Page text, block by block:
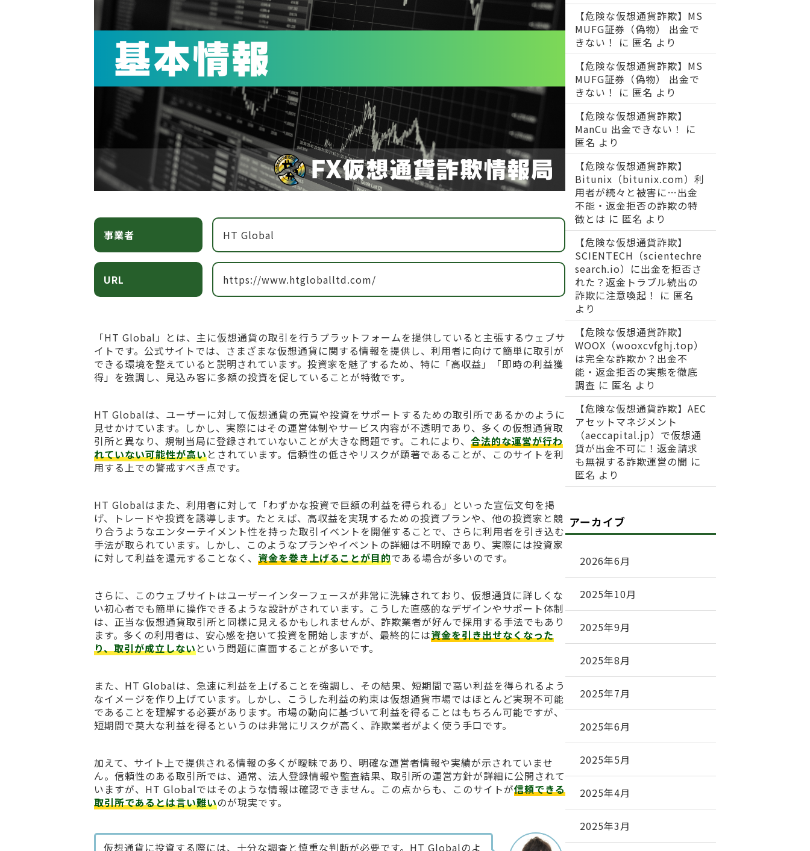
事業者 HT Global
URL https://www.htgloballtd.com/
「HT Global」とは、主に仮想通貨の取引を行うプラットフォームを提供していると主張するウェブサ
イトです。公式サイトでは、さまざまな仮想通貨に関する情報を提供し、利用者に向けて簡単に取引が
できる環境を整えていると説明されています。投資家を魅了するため、特に「高収益」「即時の利益獲
得」を強調し、見込み客に多額の投資を促していることが特徴です。
HT Globalは、ユーザーに対して仮想通貨の売買や投資をサポートするための取引所であるかのように
見せかけています。しかし、実際にはその運営体制やサービス内容が不透明であり、多くの仮想通貨取
引所と異なり、規制当局に登録されていないことが大きな問題です。これにより、 合法的な運営が行わ
れていない可能性が高いとされています。信頼性の低さやリスクが顕著であることが、このサイトを利
用する上での警戒すべき点です。
HT Globalはまた、利用者に対して「わずかな投資で巨額の利益を得られる」といった宣伝文句を掲
げ、トレードや投資を誘導します。たとえば、高収益を実現するための投資プランや、他の投資家と競
り合うようなエンターテイメント性を持った取引イベントを開催することで、さらに利用者を引き込む
手法が取られています。しかし、このようなプランやイベントの詳細は不明瞭であり、実際には投資家
に対して利益を還元することなく、 資金を巻き上げることが目的である場合が多いのです。
さらに、このウェブサイトはユーザーインターフェースが非常に洗練されており、仮想通貨に詳しくな
い初心者でも簡単に操作できるような設計がされています。こうした直感的なデザインやサポート体制
は、正当な仮想通貨取引所と同様に見えるかもしれませんが、詐欺業者が好んで採用する手法でもあり
ます。多くの利用者は、安心感を抱いて投資を開始しますが、最終的には資金を引き出せなくなった
り、取引が成立しないという問題に直面することが多いです。
また、HT Globalは、急速に利益を上げることを強調し、その結果、短期間で高い利益を得られるよう
なイメージを作り上げています。しかし、こうした利益の約束は仮想通貨市場ではほとんど実現不可能
であることを理解する必要があります。市場の動向に基づいて利益を得ることはもちろん可能ですが、
短期間で莫大な利益を得るというのは非常にリスクが高く、詐欺業者がよく使う手口です。
加えて、サイト上で提供される情報の多くが曖昧であり、明確な運営者情報や実績が示されていませ
ん。信頼性のある取引所では、通常、法人登録情報や監査結果、取引所の運営方針が詳細に公開されて
いますが、HT Globalではそのような情報は確認できません。この点からも、このサイトが信頼できる
取引所であるとは言い難いのが現実です。
仮想通貨に投資する際には、十分な調査と慎重な判断が必要です。HT Globalのよ
【危険な仮想通貨詐欺】MS
MUFG証券（偽物） 出金で
きない！
に 匿名 より
【危険な仮想通貨詐欺】MS
MUFG証券（偽物） 出金で
きない！
に 匿名 より
【危険な仮想通貨詐欺】
ManCu 出金できない！
に
匿名 より
【危険な仮想通貨詐欺】
Bitunix（bitunix.com）利
用者が続々と被害に…出金
不能・返金拒否の詐欺の特
徴とは に 匿名 より
【危険な仮想通貨詐欺】
SCIENTECH（scientechre
search.io）に出金を拒否さ
れた？返金トラブル続出の
詐欺に注意喚起！
に 匿名
より
【危険な仮想通貨詐欺】
WOOX（wooxcvfghj.top）
は完全な詐欺か？出金不
能・返金拒否の実態を徹底
調査 に 匿名 より
【危険な仮想通貨詐欺】AEC
アセットマネジメント
（aeccapital.jp）で仮想通
貨が出金不可に！返金請求
も無視する詐欺運営の闇 に
匿名 より
アーカイブ
2026年6月
2025年10月
2025年9月
2025年8月
2025年7月
2025年6月
2025年5月
2025年4月
2025年3月